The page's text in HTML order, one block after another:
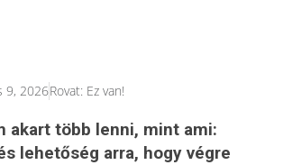
9, 2026Rovat: Ez van!
akart több lenni, mint ami:
lehetőség arra, hogy végre